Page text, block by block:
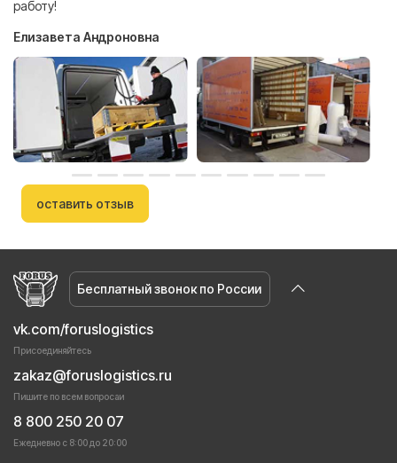
работу!
Елизавета Андроновна
оставить отзыв
Бесплатный звонок по России
vk.com/foruslogistics
Присоединяйтесь
zakaz@foruslogistics.ru
Пишите по всем вопросаи
8 800 250 20 07
Ежедневно с 8:00 до 20:00